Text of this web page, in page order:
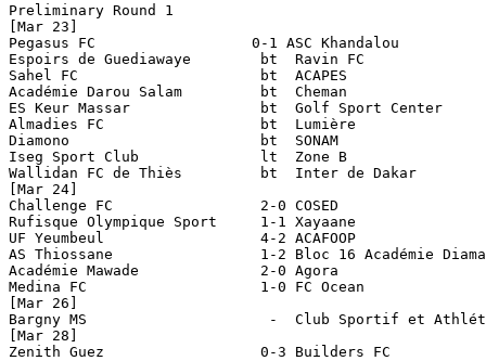
Preliminary Round 1
[Mar 23]
Pegasus FC                  0-1 ASC Khandalou
Espoirs de Guediawaye        bt  Ravin FC
Sahel FC                     bt  ACAPES
Académie Darou Salam         bt  Cheman
ES Keur Massar               bt  Golf Sport Center
Almadies FC                  bt  Lumière
Diamono                      bt  SONAM
Iseg Sport Club              lt  Zone B
Wallidan FC de Thiès         bt  Inter de Dakar
[Mar 24]
Challenge FC                 2-0 COSED
Rufisque Olympique Sport     1-1 Xayaane
UF Yeumbeul                  4-2 ACAFOOP
AS Thiossane                 1-2 Bloc 16 Académie
Académie Mawade              2-0 Agora
Medina FC                    1-0 FC Ocean
[Mar 26]
Bargny MS                     -  Club Sportif et
[Mar 28]
Zenith Guez                  0-3 Builders FC